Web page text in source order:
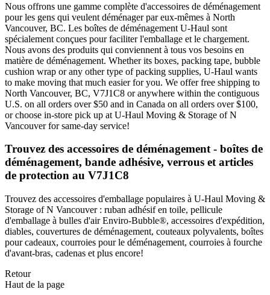
Nous offrons une gamme complète d'accessoires de déménagement
pour les gens qui veulent déménager par eux-mêmes à North
Vancouver, BC. Les boîtes de déménagement U-Haul sont
spécialement conçues pour faciliter l'emballage et le chargement.
Nous avons des produits qui conviennent à tous vos besoins en
matière de déménagement. Whether its boxes, packing tape, bubble
cushion wrap or any other type of packing supplies, U-Haul wants
to make moving that much easier for you. We offer free shipping to
North Vancouver, BC, V7J1C8 or anywhere within the contiguous
U.S. on all orders over $50 and in Canada on all orders over $100,
or choose in-store pick up at U-Haul Moving & Storage of N
Vancouver for same-day service!
Trouvez des accessoires de déménagement - boîtes de
déménagement, bande adhésive, verrous et articles
de protection au V7J1C8
Trouvez des accessoires d'emballage populaires à U-Haul Moving &
Storage of N Vancouver : ruban adhésif en toile, pellicule
d'emballage à bulles d'air Enviro-Bubble®, accessoires d'expédition,
diables, couvertures de déménagement, couteaux polyvalents, boîtes
pour cadeaux, courroies pour le déménagement, courroies à fourche
d'avant-bras, cadenas et plus encore!
Retour
Haut de la page